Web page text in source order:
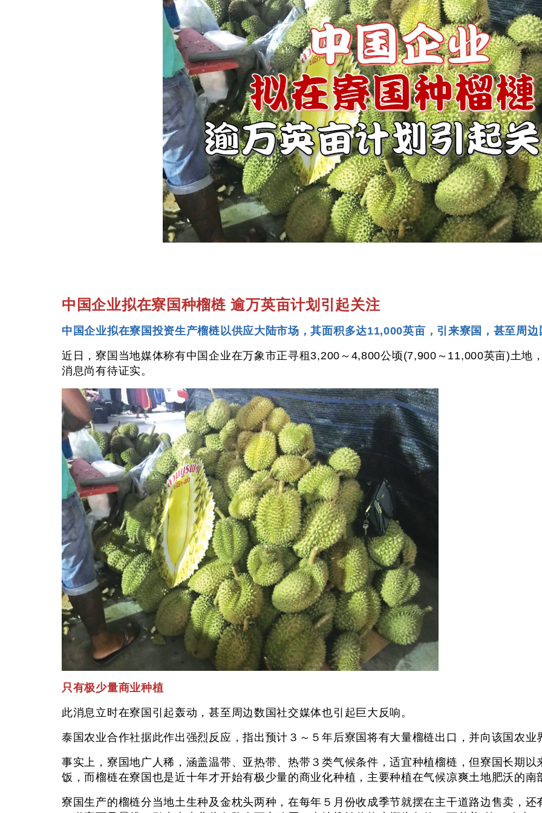
中国企业拟在寮国种榴梿 逾万英亩计划引起关注
中国企业拟在寮国投资生产榴梿以供应大陆市场，其面积多达11,000英亩，引来寮国，甚至周
近日，寮国当地媒体称有中国企业在万象市正寻租3,200～4,800公顷(7,900～11,000英亩)土地
消息尚有待证实。
只有极少量商业种植
此消息立时在寮国引起轰动，甚至周边数国社交媒体也引起巨大反响。
泰国农业合作社据此作出强烈反应，指出预计３～５年后寮国将有大量榴梿出口，并向该国
事实上，寮国地广人稀，涵盖温带、亚热带、热带３类气候条件，适宜种植榴梿，但寮国长期
饭，而榴梿在寮国也是近十年才开始有极少量的商业化种植，主要种植在气候凉爽土地肥沃
寮国生产的榴梿分当地土生种及金枕头两种，在每年５月份收成季节就摆在主干道路边售卖，